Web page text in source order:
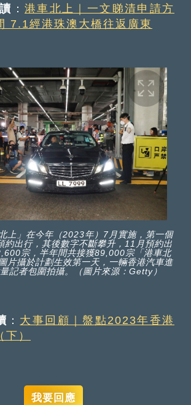
： 港車北上｜一文睇清申請方
7.1經港珠澳大橋往返廣東
上」在今年（2023年）7月實施，第一個
約出行，其後數字不斷攀升，11月預約出
宗，半年間共接獲89,000宗「港車北
片攝於計劃生效第一天，一輛香港汽車進
記者包圍拍攝。（圖片來源：Getty）
： 大事回顧｜盤點2023年香港
）
我要回應